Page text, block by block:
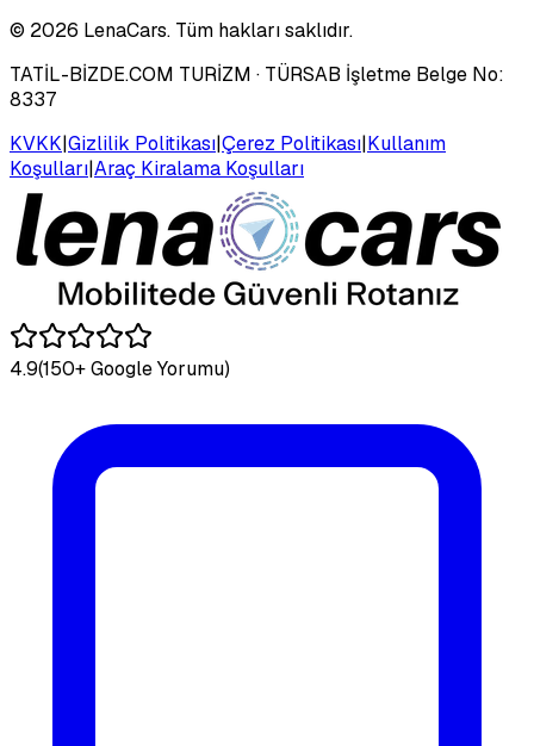
© 2026 LenaCars. Tüm hakları saklıdır.
TATİL-BİZDE.COM TURİZM · TÜRSAB İşletme Belge No:
8337
KVKK|Gizlilik Politikası|Çerez Politikası|Kullanım
Koşulları|Araç Kiralama Koşulları
4.9(150+ Google Yorumu)